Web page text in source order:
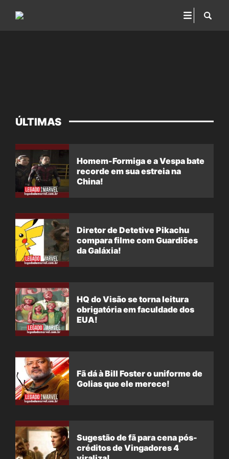
ÚLTIMAS
Homem-Formiga e a Vespa bate
recorde em sua estreia na
China!
Diretor de Detetive Pikachu
compara filme com Guardiões
da Galáxia!
HQ do Visão se torna leitura
obrigatória em faculdade dos
EUA!
Fã dá à Bill Foster o uniforme de
Golias que ele merece!
Sugestão de fã para cena pós-
créditos de Vingadores 4